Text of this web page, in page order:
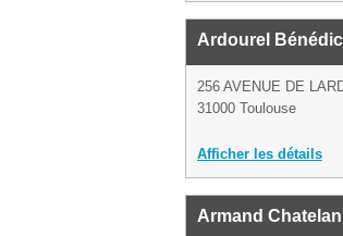
Ardourel
256 AVENUE DE
31000 Toulouse
Afficher les détails
Armand